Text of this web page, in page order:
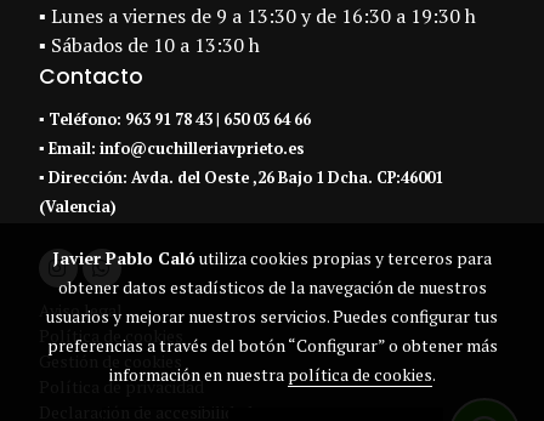
▪ Lunes a viernes de 9 a 13:30 y de 16:30 a 19:30 h
▪ Sábados de 10 a 13:30 h
Contacto
▪ Teléfono: 963 91 78 43| 650 03 64 66
▪ Email: info@cuchilleriavprieto.es
▪ Dirección: Avda. del Oeste ,26 Bajo 1 Dcha. CP:46001
(Valencia)
Aviso legal
Política de cookies
Gestión de cookies
Política de privacidad
Javier Pablo Calóutiliza cookies propias y terceros para
obtener datos estadísticos de la navegación de nuestros
usuarios y mejorar nuestros servicios. Puedes configurar tus
preferencias a través del botón “Configurar” o obtener más
información en nuestra política de cookies.